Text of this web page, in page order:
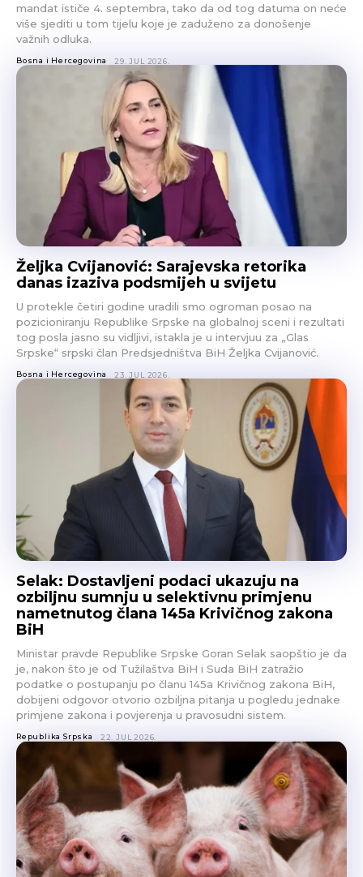
mandat ističe 4. septembra, tako da od tog datuma on neće
više sjediti u tom tijelu koje je zaduženo za donošenje
važnih odluka.
Bosna i Hercegovina 29. JUL 2026.
Željka Cvijanović: Sarajevska retorika
danas izaziva podsmijeh u svijetu
U protekle četiri godine uradili smo ogroman posao na
pozicioniranju Republike Srpske na globalnoj sceni i rezultati
tog posla jasno su vidljivi, istakla je u intervjuu za „Glas
Srpske“ srpski član Predsjedništva BiH Željka Cvijanović.
Bosna i Hercegovina 23. JUL 2026.
Selak: Dostavljeni podaci ukazuju na
ozbiljnu sumnju u selektivnu primjenu
nametnutog člana 145a Krivičnog zakona
BiH
Ministar pravde Republike Srpske Goran Selak saopštio je da
je, nakon što je od Tužilaštva BiH i Suda BiH zatražio
podatke o postupanju po članu 145a Krivičnog zakona BiH,
dobijeni odgovor otvorio ozbiljna pitanja u pogledu jednake
primjene zakona i povjerenja u pravosudni sistem.
Republika Srpska 22. JUL 2026.